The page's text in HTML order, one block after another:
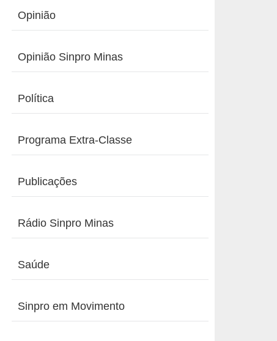
Opinião
Opinião Sinpro Minas
Política
Programa Extra-Classe
Publicações
Rádio Sinpro Minas
Saúde
Sinpro em Movimento